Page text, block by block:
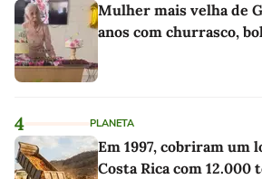
Mulher mais velha de
anos com churrasco,
4 PLANETA
Em 1997, cobriram um
Costa Rica com 12.000